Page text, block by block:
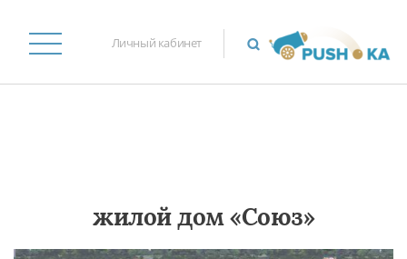
Личный кабинет
жилой дом «Союз»